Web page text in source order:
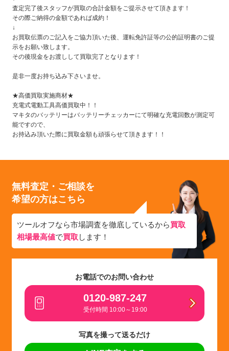
査定完了後スタッフが買取の合計金額をご提示させて頂きます！
その際ご納得の金額であれば成約！
↓
お買取伝票のご記入をご協力頂いた後、運転免許証等の公的証明書のご提
示をお願い致します。
その後現金をお渡しして買取完了となります！
是非一度お持ち込み下さいませ。
★高価買取実施商材★
充電式電動工具高価買取中！！
マキタのバッテリーはバッテリーチェッカーにて明確な充電回数が測定可
能ですので、
お持込み頂いた際に買取金額も頑張らせて頂きます！！
無料査定・ご相談を
希望の方はこちら
ツールオフなら市場調査を徹底しているから買取
相場最高値で買取 します！
お電話でのお問い合わせ
0120-987-247
受付時間 10:00～19:00
写真を撮って送るだけ